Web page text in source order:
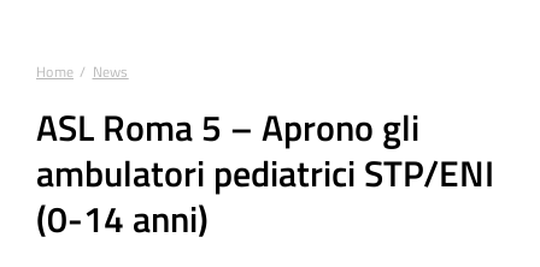
Tu sei qui:
Home News
ASL Roma 5 – Aprono gli
ambulatori pediatrici STP/ENI
(0-14 anni)